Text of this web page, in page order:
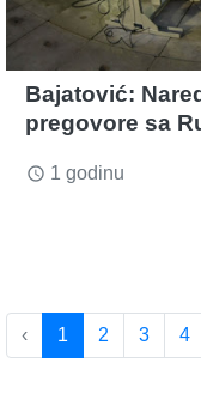
Bajatović:
pregovore sa
access_time 1 godinu
‹ 1 2 3 4